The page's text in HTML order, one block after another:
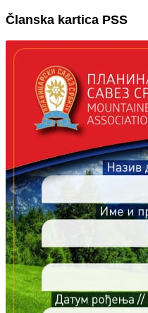
Članska kartica PSS